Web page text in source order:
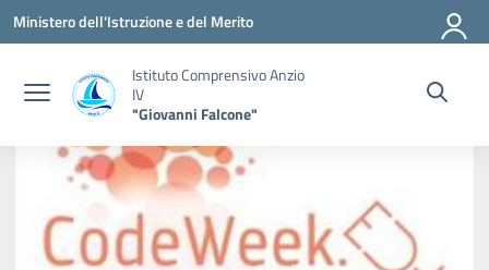
Vai ai contenuti
Vai al menu di navigazione
Vai al footer
Ministero dell'Istruzione e del Merito
Istituto Comprensivo Anzio
IV
"Giovanni Falcone"